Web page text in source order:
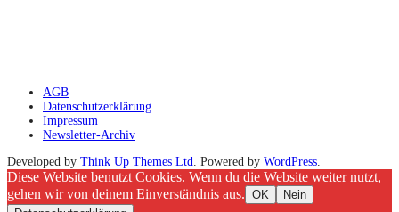
AGB
Datenschutzerklärung
Impressum
Newsletter-Archiv
Developed by Think Up Themes Ltd. Powered by WordPress.
Diese Website benutzt Cookies. Wenn du die Website weiter nutzt,
gehen wir von deinem Einverständnis aus. OK
Nein